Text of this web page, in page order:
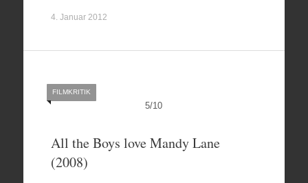
4. Januar 2012
5/10
FILMKRITIK
All the Boys love Mandy Lane
(2008)